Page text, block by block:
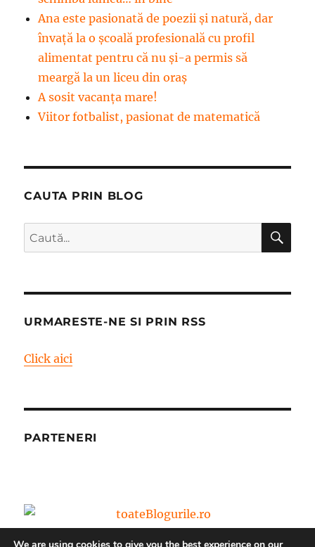
Ana este pasionată de poezii și natură, dar
învață la o școală profesională cu profil
alimentat pentru că nu și-a permis să
meargă la un liceu din oraș
A sosit vacanța mare!
Viitor fotbalist, pasionat de matematică
CAUTA PRIN BLOG
Caută
după:
URMARESTE-NE SI PRIN RSS
Click aici
PARTENERI